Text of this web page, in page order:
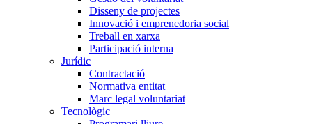
Disseny de projectes
Innovació i emprenedoria social
Treball en xarxa
Participació interna
Jurídic
Contractació
Normativa entitat
Marc legal voluntariat
Tecnològic